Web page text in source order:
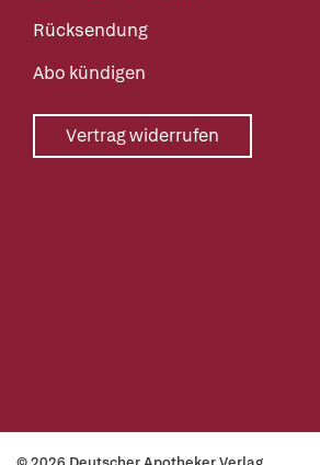
Rücksendung
Abo kündigen
Vertrag widerrufen